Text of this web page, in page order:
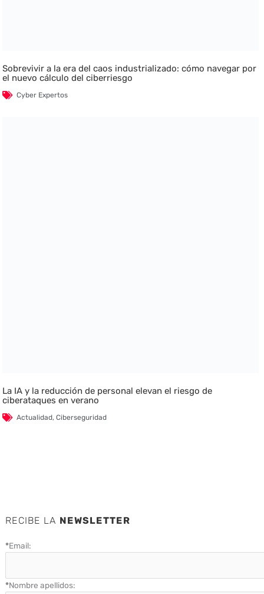
Sobrevivir a la era del caos industrializado: cómo navegar por
el nuevo cálculo del ciberriesgo
Cyber Expertos
La IA y la reducción de personal elevan el riesgo de
ciberataques en verano
Actualidad,Ciberseguridad
RECIBE LA NEWSLETTER
*Email:
*Nombre apellidos: